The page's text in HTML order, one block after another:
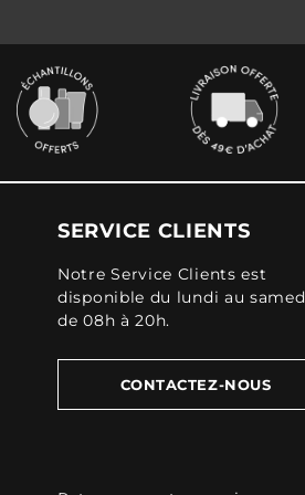
SERVICE CLIENTS
Notre Service Clients est
disponible du lundi au
de 08h à 20h.
CONTACTEZ-NOUS